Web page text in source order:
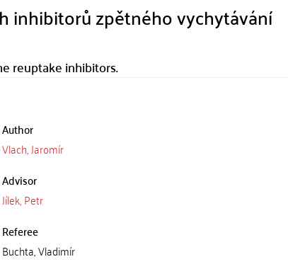
inhibitorů zpětného vychytávání
reuptake inhibitors.
Author
Vlach, Jaromír
Advisor
Jílek, Petr
Referee
Buchta, Vladimír